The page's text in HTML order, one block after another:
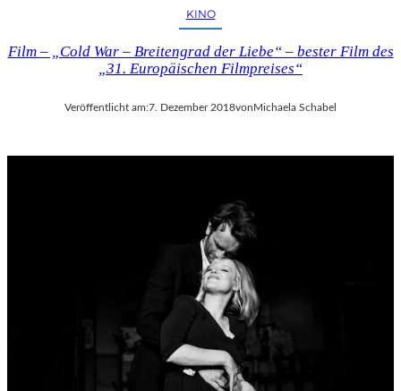
KINO
Film – „Cold War – Breitengrad der Liebe“ – bester Film des
„31. Europäischen Filmpreises“
Veröffentlicht am:7. Dezember 2018vonMichaela Schabel